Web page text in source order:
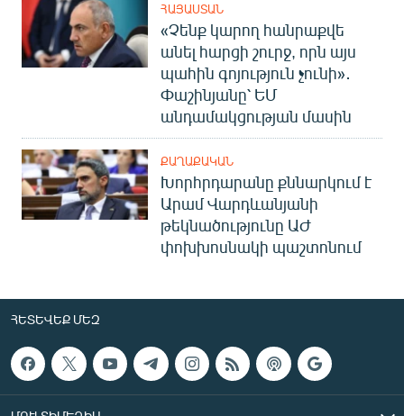
ՀԱՅԱՍՏԱՆ
«Չենք կարող հանրաքվե
անել հարցի շուրջ, որն այս
պահին գոյություն չունի»․
Փաշինյանը՝ ԵՄ
անդամակցության մասին
ՔԱՂԱՔԱԿԱՆ
Խորհրդարանը քննարկում է
Արամ Վարդևանյանի
թեկնածությունը ԱԺ
փոխխոսնակի պաշտոնում
ՀԵՏԵՎԵՔ ՄԵԶ